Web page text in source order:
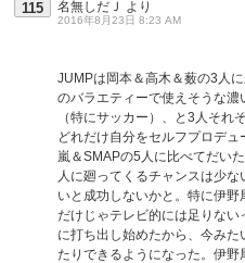
115 名無しだＪ より
2016年8月23日 8:23 AM
JUMPは岡本＆高木＆薮の3人
のバラエティーで使えそうな
（特にサッカー）、と3人それ
どれだけ自分をセルフプロデ
嵐＆SMAPの5人に比べてだい
人に廻ってくるチャンスは少
いと成功しないかと。特に伊
だけじゃテレビ的には足りな
に打ち出し始めたから、今み
たりできるようになった。伊野